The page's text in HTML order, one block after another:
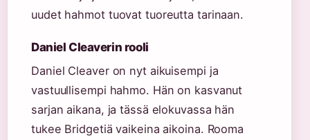
uudet hahmot tuovat tuoreutta tarinaan.
Daniel Cleaverin rooli
Daniel Cleaver on nyt aikuisempi ja
vastuullisempi hahmo. Hän on kasvanut
sarjan aikana, ja tässä elokuvassa hän
tukee Bridgetiä vaikeina aikoina. Rooma